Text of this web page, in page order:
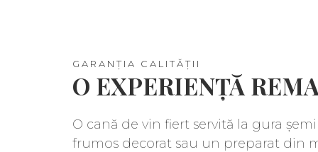
GARANȚIA CALITĂȚII
O EXPERIENȚĂ
O cană de vin fiert servită la gura
frumos decorat sau un preparat din